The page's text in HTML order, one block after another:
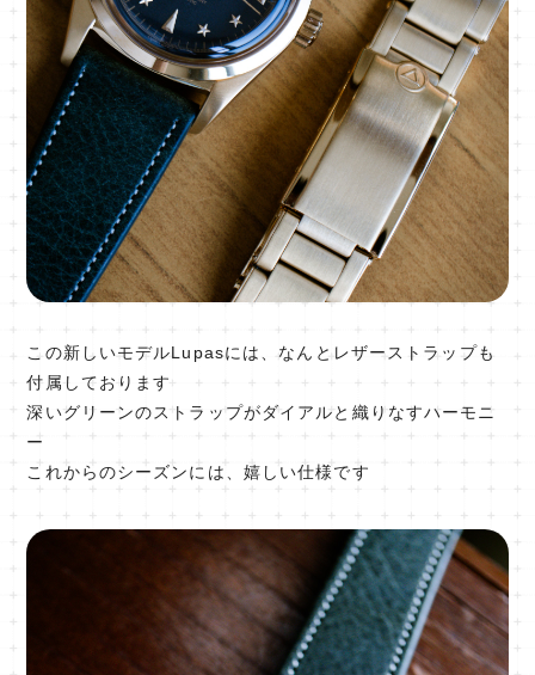
この新しいモデルLupasには、なんとレザーストラップも
付属しております
深いグリーンのストラップがダイアルと織りなすハーモニ
ー
これからのシーズンには、嬉しい仕様です